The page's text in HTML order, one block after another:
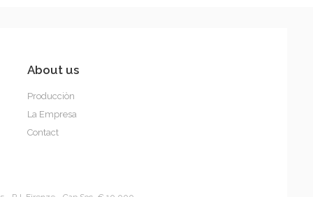
About us
Producciòn
La Empresa
Contact